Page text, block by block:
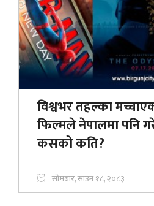
विश्वभर तहल्का
फिल्मले नेपालमा पनि
कसको कति?
सोमबार, साउन १८, २०८३